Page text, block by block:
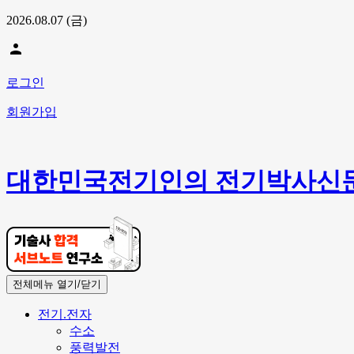
2026.08.07 (금)
person
로그인
회원가입
대한민국전기인의 전기박사신
전체메뉴 열기/닫기
전기.전자
수소
풍력발전